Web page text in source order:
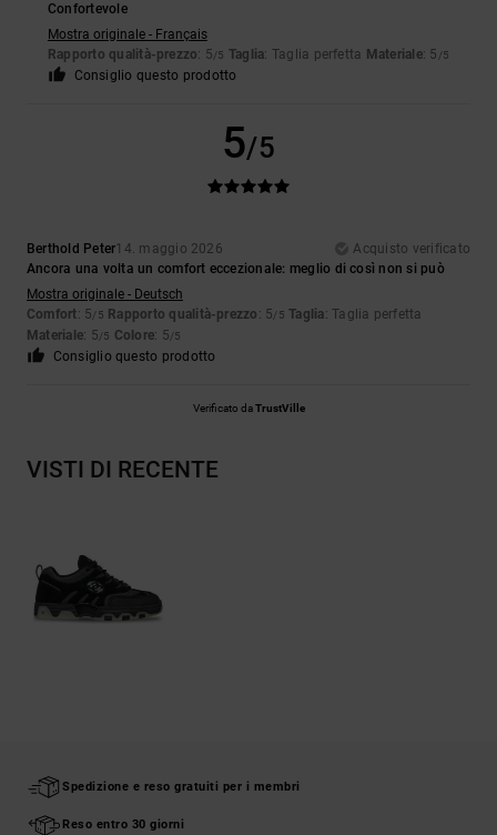
Confortevole
Mostra originale - Français
Rapporto qualità-prezzo: 5/5 Taglia: Taglia perfetta Materiale: 5 /5
Consiglio questo prodotto
5/5
Berthold Peter14. maggio 2026
Acquisto verificato
Ancora una volta un comfort eccezionale: meglio di così non si può
Mostra originale - Deutsch
Comfort: 5/5 Rapporto qualità-prezzo : 5/5 Taglia: Taglia perfetta
Materiale: 5/5 Colore: 5/5
Consiglio questo prodotto
Verificato daTrustVille
VISTI DI RECENTE
Spedizione e reso gratuiti per i membri
Reso entro 30 giorni